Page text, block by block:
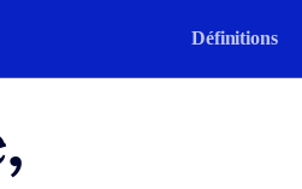
Définitions